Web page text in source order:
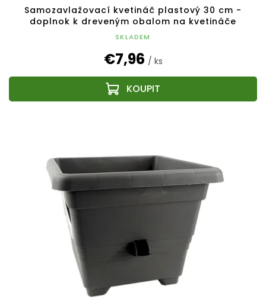
Samozavlažovací kvetináč plastový 30 cm -
doplnok k dreveným obalom na kvetináče
SKLADEM
€7,96 / ks